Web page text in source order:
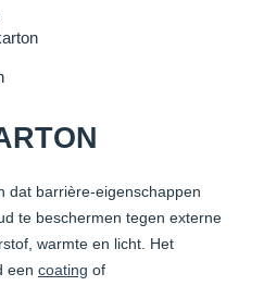
dat barrière-eigenschappen
te beschermen tegen externe
warmte en licht. Het
een coating of